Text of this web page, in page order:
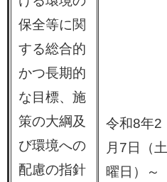
保全等に関
する総合的
かつ長期的
な目標、施
策の大綱及
び環境への
配慮の指針
令和8年2
月7日（土
曜日）～